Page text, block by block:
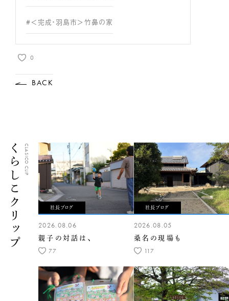
#＜完成・羽島市＞竹鼻の家
0
BACK
くらしこクリップCLASICO CLIP
社長ブログ
2026.08.06
親子の対話は、
77
社長ブログ
2026.08.05
桑名の現場も
117